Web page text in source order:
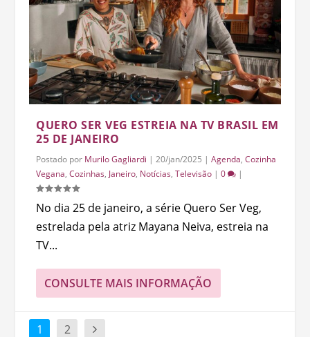
QUERO SER VEG ESTREIA NA TV BRASIL EM
25 DE JANEIRO
Postado por Murilo Gagliardi |20/jan/2025 |Agenda,Cozinha
Vegana,Cozinhas, Janeiro, Notícias,Televisão |0 |
No dia 25 de janeiro, a série Quero Ser Veg,
estrelada pela atriz Mayana Neiva, estreia na
TV...
CONSULTE MAIS INFORMAÇÃO
1 2